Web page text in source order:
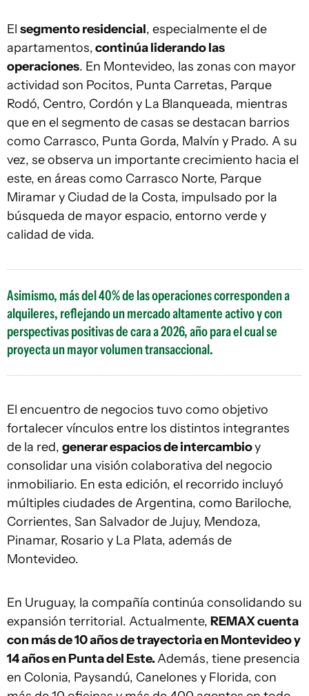
El segmento residencial, especialmente el de
apartamentos,continúa liderando las
operaciones. En Montevideo, las zonas con mayor
actividad son Pocitos, Punta Carretas, Parque
Rodó, Centro, Cordón y La Blanqueada, mientras
que en el segmento de casas se destacan barrios
como Carrasco, Punta Gorda, Malvín y Prado. A su
vez, se observa un importante crecimiento hacia el
este, en áreas como Carrasco Norte, Parque
Miramar y Ciudad de la Costa, impulsado por la
búsqueda de mayor espacio, entorno verde y
calidad de vida.
Asimismo, más del 40% de las operaciones corresponden a
alquileres, reflejando un mercado altamente activo y con
perspectivas positivas de cara a 2026, año para el cual se
proyecta un mayor volumen transaccional.
El encuentro de negocios tuvo como objetivo
fortalecer vínculos entre los distintos integrantes
de la red, generar espacios de intercambioy
consolidar una visión colaborativa del negocio
inmobiliario. En esta edición, el recorrido incluyó
múltiples ciudades de Argentina, como Bariloche,
Corrientes, San Salvador de Jujuy, Mendoza,
Pinamar, Rosario y La Plata, además de
Montevideo.
En Uruguay, la compañía continúa consolidando su
expansión territorial. Actualmente, REMAX cuenta
con más de 10 años de trayectoria en Montevideo y
14 años en Punta del Este.Además, tiene presencia
en Colonia, Paysandú, Canelones y Florida, con